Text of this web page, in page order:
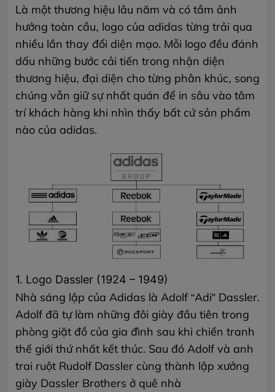
Là một thương hiệu lâu năm và có tầm ảnh
hưởng toàn cầu, logo của adidas từng trải qua
nhiều lần thay đổi diện mạo. Mỗi logo đều đánh
dấu những bước cải tiến trong nhận diện
thương hiệu, đại diện cho từng phân khúc, song
chúng vẫn giữ sự nhất quán để in sâu vào tâm
trí khách hàng khi nhìn thấy bất cứ sản phẩm
nào của adidas.
1. Logo Dassler (1924 – 1949)
Nhà sáng lập của Adidas là Adolf “Adi” Dassler.
Adolf đã tự làm những đôi giày đầu tiên trong
phòng giặt đồ của gia đình sau khi chiến tranh
thế giới thứ nhất kết thúc. Sau đó Adolf và anh
trai ruột Rudolf Dassler cùng thành lập xưởng
giày Dassler Brothers ở quê nhà